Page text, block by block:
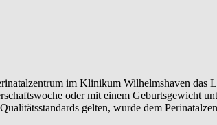
im Klinikum Wilhelmshaven
oder mit einem Geburtsgewicht
gelten, wurde dem